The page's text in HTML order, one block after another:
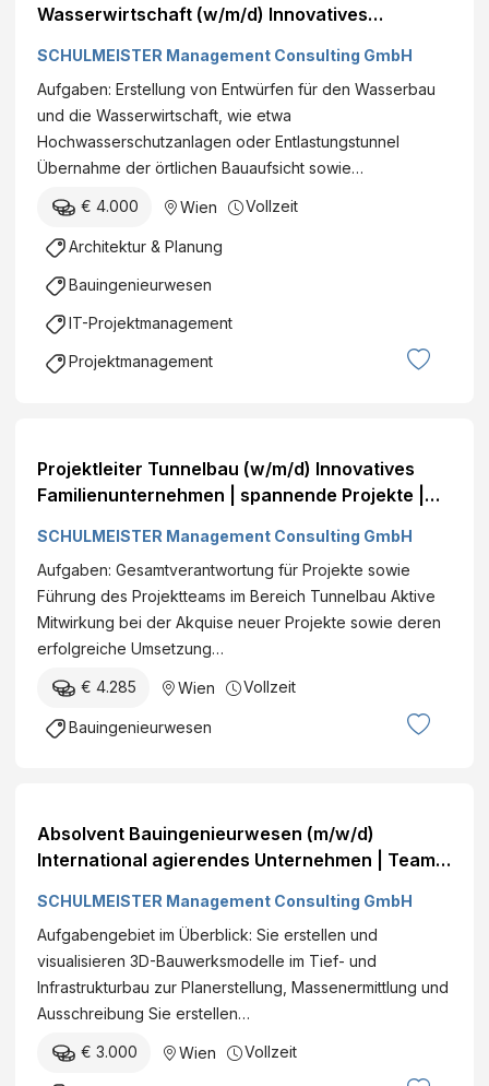
Wasserwirtschaft (w/m/d) Innovatives
Aus- und Weiterbildungsangebote Wien
Vollzeit€ +
SCHULMEISTER Management Consulting GmbH
Aufgaben: Erstellung von Entwürfen für den Wasserbau
und die Wasserwirtschaft, wie etwa
Hochwasserschutzanlagen oder Entlastungstunnel
Übernahme der örtlichen Bauaufsicht sowie…
€ 4.000 Wien Vollzeit
Architektur & Planung
Bauingenieurwesen
IT-Projektmanagement
Projektmanagement
Projektleiter Tunnelbau (w/m/d) Innovatives
Familienunternehmen | spannende Projekte |
Vollzeit€ +
SCHULMEISTER Management Consulting GmbH
Aufgaben: Gesamtverantwortung für Projekte sowie
Führung des Projektteams im Bereich Tunnelbau Aktive
Mitwirkung bei der Akquise neuer Projekte sowie deren
erfolgreiche Umsetzung…
€ 4.285 Wien Vollzeit
Bauingenieurwesen
Absolvent Bauingenieurwesen (m/w/d)
International agierendes Unternehmen | Team-
Wien Vollzeit€ +
SCHULMEISTER Management Consulting GmbH
Aufgabengebiet im Überblick: Sie erstellen und
visualisieren 3D-Bauwerksmodelle im Tief- und
Infrastrukturbau zur Planerstellung, Massenermittlung und
Ausschreibung Sie erstellen…
€ 3.000 Wien Vollzeit